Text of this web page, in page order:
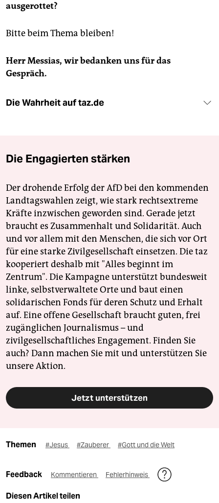
ausgerottet?
Bitte beim Thema bleiben!
Herr Messias, wir bedanken uns für das
Gespräch.
Die Wahrheit auf taz.de
Die Engagierten stärken
Der drohende Erfolg der AfD bei den kommenden
Landtagswahlen zeigt, wie stark rechtsextreme
Kräfte inzwischen geworden sind. Gerade jetzt
braucht es Zusammenhalt und Solidarität. Auch
und vor allem mit den Menschen, die sich vor Ort
für eine starke Zivilgesellschaft einsetzen. Die taz
kooperiert deshalb mit "Alles beginnt im
Zentrum". Die Kampagne unterstützt bundesweit
linke, selbstverwaltete Orte und baut einen
solidarischen Fonds für deren Schutz und Erhalt
auf. Eine offene Gesellschaft braucht guten, frei
zugänglichen Journalismus – und
zivilgesellschaftliches Engagement. Finden Sie
auch? Dann machen Sie mit und unterstützen Sie
unsere Aktion.
Jetzt unterstützen
Themen #Jesus #Zauberer #Gott und die Welt
Feedback Kommentieren Fehlerhinweis
Diesen Artikel teilen